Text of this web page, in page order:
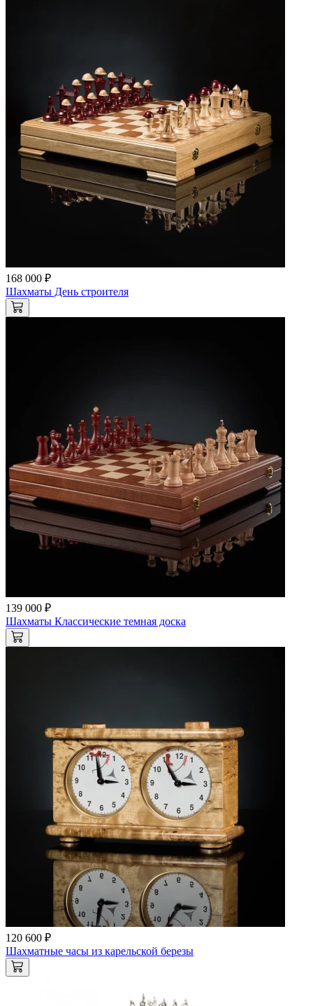
168 000 ₽
Шахматы День строителя
139 000 ₽
Шахматы Классические темная доска
120 600 ₽
Шахматные часы из карельской березы